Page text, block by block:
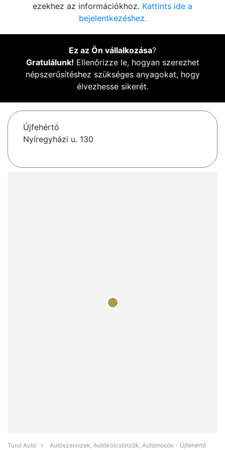
ezekhez az információkhoz. Kattints ide a
bejelentkezéshez.
Ez az Ön vállalkozása?
Gratulálunk! Ellenőrizze le, hogyan szerezhet
népszerűsítéshez szükséges anyagokat, hogy
élvezhesse sikerét.
Újfehértó
Nyíregyházi u. 130
Turul Auto
Autószervizek, Autókölcsönzők, Autómosók - Újfehértó